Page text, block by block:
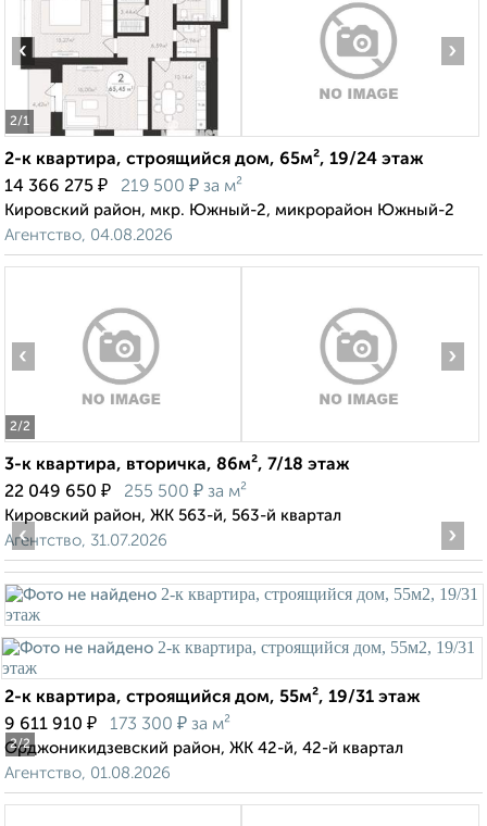
2/1
‹ ›
2-к квартира, строящийся дом, 65м², 19/24 этаж
14 366 275 ₽ 219 500 ₽ за м²
Кировский район, мкр. Южный-2, микрорайон Южный-2
Агентство, 04.08.2026
2/2
‹ ›
3-к квартира, вторичка, 86м², 7/18 этаж
22 049 650 ₽ 255 500 ₽ за м²
Кировский район, ЖК 563-й, 563-й квартал
Агентство, 31.07.2026
2/2
‹ ›
2-к квартира, строящийся дом, 55м², 19/31 этаж
9 611 910 ₽ 173 300 ₽ за м²
Орджоникидзевский район, ЖК 42-й, 42-й квартал
Агентство, 01.08.2026